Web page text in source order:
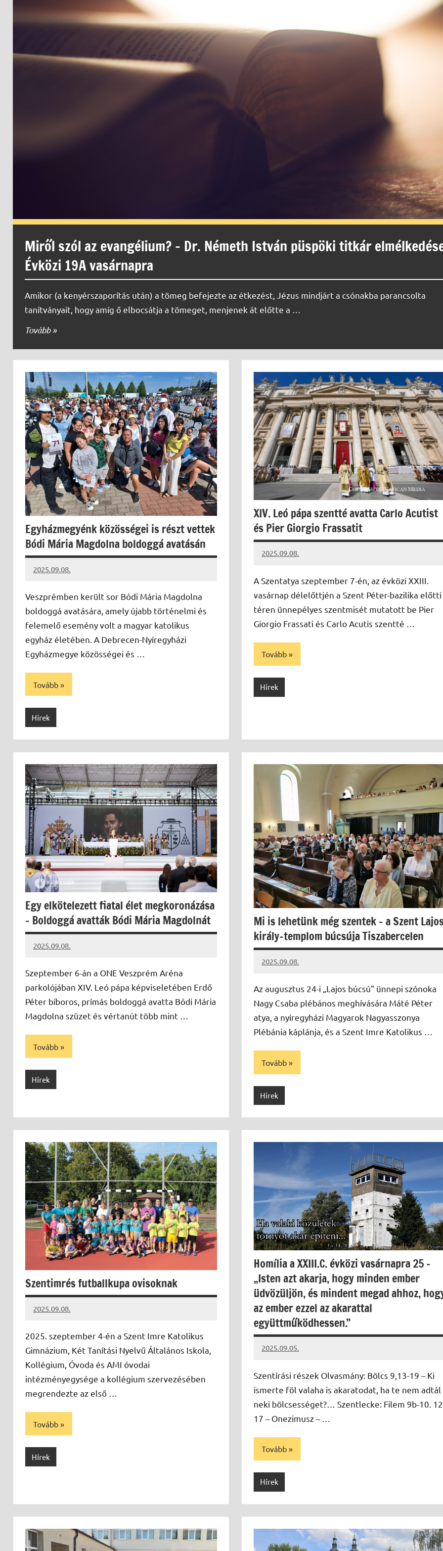
Miről szól az evangélium? – Dr. Németh István püspöki titkár
Évközi 19A vasárnapra
Amikor (a kenyérszaporítás után) a tömeg befejezte az étkezést, Jézus mindjárt a csónakba parancsolta
tanítványait, hogy amíg ő elbocsátja a tömeget, menjenek át előtte a …
Tovább
Egyházmegyénk közösségei is részt vettek
Bódi Mária Magdolna boldoggá avatásán
2025.09.08.
Leiszt
Veszprémben került sor Bódi Mária Magdolna
boldoggá avatására, amely újabb történelmi és
felemelő esemény volt a magyar katolikus
egyház életében. A Debrecen-Nyíregyházi
Egyházmegye közösségei és …
Tovább
Hírek
XIV. Leó pápa szentté avatta Carlo Acutist
és Pier Giorgio Frassatit
2025.09.08.
Leiszt
A Szentatya szeptember 7-én, az évközi XXIII.
vasárnap délelőttjén a Szent Péter-bazilika előtti
téren ünnepélyes szentmisét mutatott be Pier
Giorgio Frassati és Carlo Acutis szentté …
Tovább
Hírek
Egy elkötelezett fiatal élet megkoronázása
– Boldoggá avatták Bódi Mária Magdolnát
2025.09.08.
Leiszt
Szeptember 6-án a ONE Veszprém Aréna
parkolójában XIV. Leó pápa képviseletében Erdő
Péter bíboros, prímás boldoggá avatta Bódi Mária
Magdolna szüzet és vértanút több mint …
Tovább
Hírek
Mi is lehetünk még szentek – a Szent
király-templom búcsúja Tiszabercelen
2025.09.08.
Leiszt
Az augusztus 24-i „Lajos búcsú” ünnepi szónoka
Nagy Csaba plébános meghívására Máté Péter
atya, a nyíregyházi Magyarok Nagyasszonya
Plébánia káplánja, és a Szent Imre Katolikus …
Tovább
Hírek
Szentimrés futballkupa ovisoknak
2025.09.08.
Leiszt
2025. szeptember 4-én a Szent Imre Katolikus
Gimnázium, Két Tanítási Nyelvű Általános Iskola,
Kollégium, Óvoda és AMI óvodai
intézményegysége a kollégium szervezésében
megrendezte az első …
Tovább
Hírek
Homília a XXIII.C. évközi vasárnapra 25 –
„Isten azt akarja, hogy minden ember
üdvözüljön, és mindent megad ahhoz,
az ember ezzel az akarattal
együttműködhessen.”
2025.09.05.
Leiszt
Szentírási részek Olvasmány: Bölcs 9,13-19 – Ki
ismerte föl valaha is akaratodat, ha te nem adtál
neki bölcsességet?… Szentlecke: Filem 9b-10.
17 – Onezimusz – …
Tovább
Hírek